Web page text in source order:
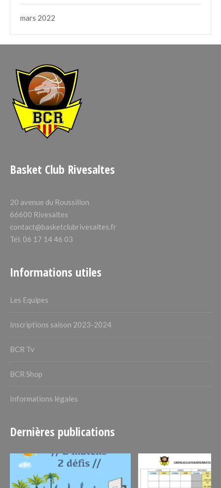
mars 2022
Basket Club Rivesaltes
20 avenue du Roussillon
66600 Rivesaltes
contact@basketclubrivesaltes.fr
Tél. 06 17 14 46 03
Informations utiles
Les Equipes
Inscriptions saison 2023-2024
BCR Tv
BCR Shop
Informations légales
Dernières publications